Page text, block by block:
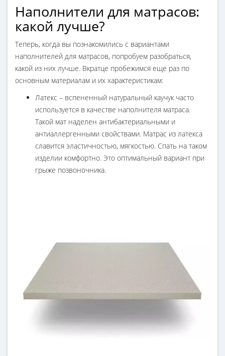
Наполнители для матрасов:
какой лучше?
Теперь, когда вы познакомились с вариантами
наполнителей для матрасов, попробуем разобраться,
какой из них лучше. Вкратце пробежимся еще раз по
основным материалам и их характеристикам:
Латекс – вспененный натуральный каучук часто
используется в качестве наполнителя матраса.
Такой мат наделен антибактериальными и
антиаллергенными свойствами. Матрас из латекса
славится эластичностью, мягкостью. Спать на таком
изделии комфортно. Это оптимальный вариант при
грыже позвоночника.